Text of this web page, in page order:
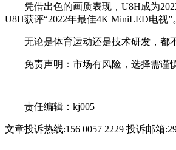
凭借出色的画质表现，U8H成为
U8H获评“2022年最佳4K MiniLED电视”
无论是体育运动还是技术研发，都
免责声明：市场有风险，选择需谨
责任编辑：kj005
文章投诉热线:156 0057 2229 投诉邮箱